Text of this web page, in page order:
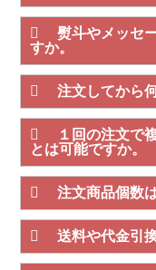
熨斗やメッセ
すか。
注文してから
１回の注文で
とは可能ですか。
注文商品個数
送料や代金引